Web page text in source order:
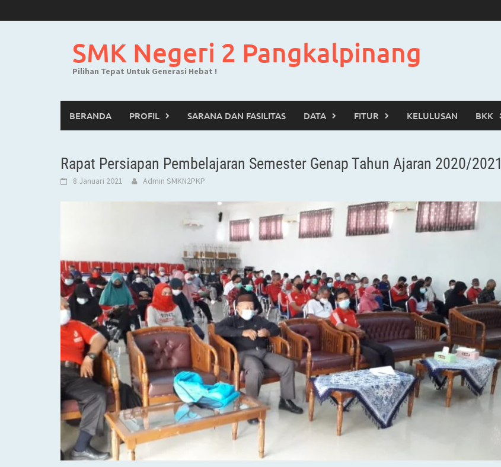
to
SMK Negeri 2 Pangkalpinang
Pilihan Tepat Untuk Generasi Hebat !
BERANDA PROFIL SARANA DAN FASILITAS DATA FITUR KELULUSAN BKK
Rapat Persiapan Pembelajaran Semester Genap Tahun Ajaran 2020/2021
8 Januari 2021 Admin SMKN2PKP